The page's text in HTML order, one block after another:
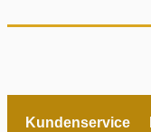
Kundenservice